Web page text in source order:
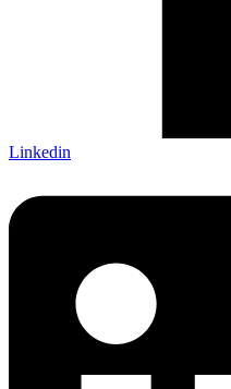
Linkedin